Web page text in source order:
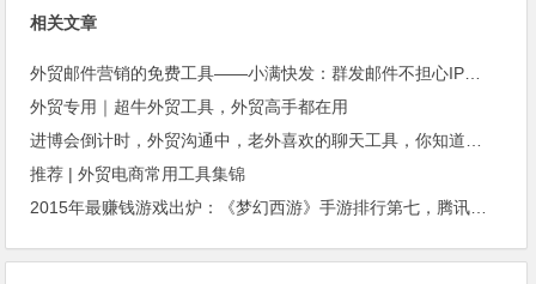
相关文章
外贸专用｜超牛外贸工具，外贸高手都在用
推荐 | 外贸电商常用工具集锦